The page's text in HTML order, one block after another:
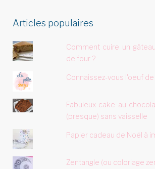
Articles populaires
Comment cuire un
de four ?
Connaissez-vous l'oeuf de
Fabuleux cake au
(presque) sans vaisselle
Papier cadeau de Noël à
Zentangle (ou coloriage